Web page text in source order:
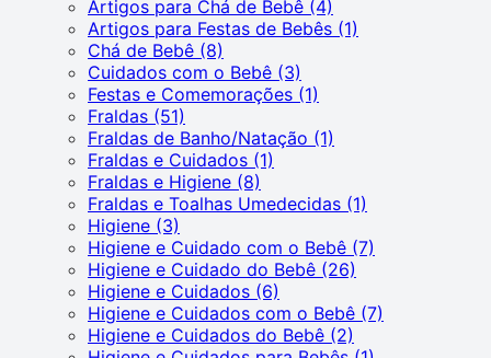
Artigos para Chá de Bebê (4)
Artigos para Festas de Bebês (1)
Chá de Bebê (8)
Cuidados com o Bebê (3)
Festas e Comemorações (1)
Fraldas (51)
Fraldas de Banho/Natação (1)
Fraldas e Cuidados (1)
Fraldas e Higiene (8)
Fraldas e Toalhas Umedecidas (1)
Higiene (3)
Higiene e Cuidado com o Bebê (7)
Higiene e Cuidado do Bebê (26)
Higiene e Cuidados (6)
Higiene e Cuidados com o Bebê (7)
Higiene e Cuidados do Bebê (2)